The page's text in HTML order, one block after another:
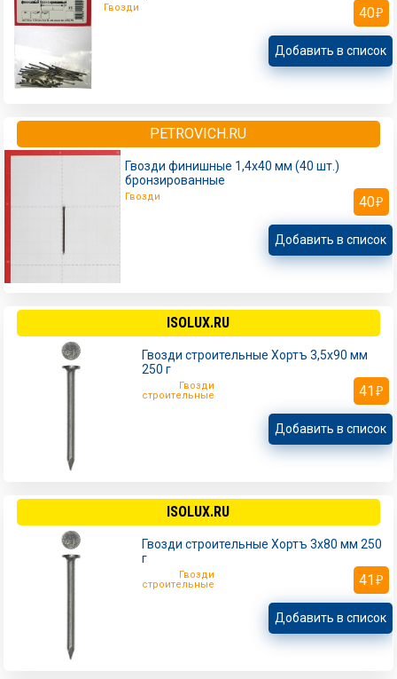
Гвозди 40
Добавить в список
PETROVICH.RU
Гвозди финишные 1,4x40 мм (40 шт.)
бронзированные
Гвозди 40
Добавить в список
ISOLUX.RU
Гвозди строительные Хортъ 3,5х90 мм
250 г
Гвозди
строительные
41
Добавить в список
ISOLUX.RU
Гвозди строительные Хортъ 3х80 мм 250
г
Гвозди
строительные
41
Добавить в список